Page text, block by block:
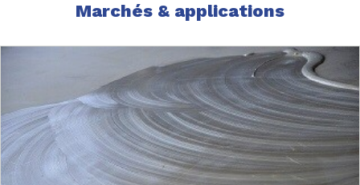
Marchés & applications